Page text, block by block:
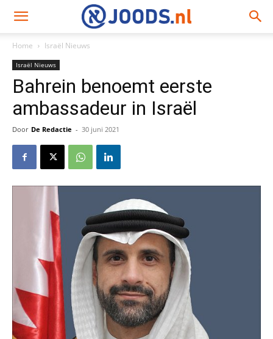
Home Israël Nieuws
Israël Nieuws
Bahrein benoemt eerste
ambassadeur in Israël
Door De Redactie - 30 juni 2021